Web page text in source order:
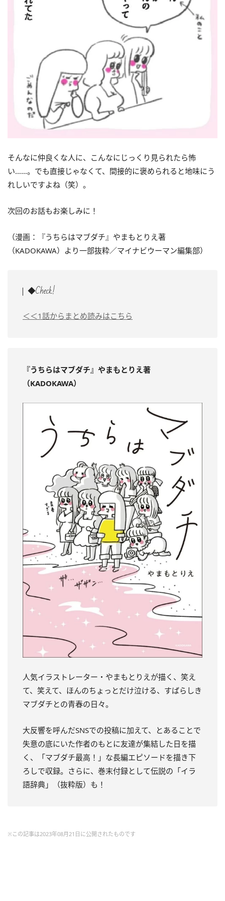
そんなに仲良くな人に、こんなにじっくり見られたら怖
い……。でも直接じゃなくて、間接的に褒められると地味にう
れしいですよね（笑）。
次回のお話もお楽しみに！
（漫画：『うちらはマブダチ』やまもとりえ著
（KADOKAWA）より一部抜粋／マイナビウーマン編集部）
◆Check!
＜＜1話からまとめ読みはこちら
『うちらはマブダチ』やまもとりえ著
（KADOKAWA）
人気イラストレーター・やまもとりえが描く、笑え
て、笑えて、ほんのちょっとだけ泣ける、すばらしき
マブダチとの青春の日々。
大反響を呼んだSNSでの投稿に加えて、とあることで
失意の底にいた作者のもとに友達が集結した日を描
く、「マブダチ最高！」な長編エピソードを描き下
ろしで収録。さらに、巻末付録として伝説の「イラ
語辞典」（抜粋版）も！
※この記事は2023年08月21日に公開されたものです